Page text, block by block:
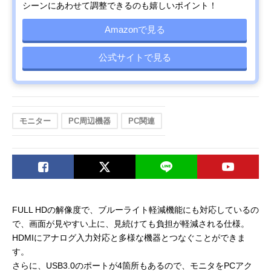
シーンにあわせて調整できるのも嬉しいポイント！
Amazonで見る
公式サイトで見る
モニター PC周辺機器 PC関連
FULL HDの解像度で、ブルーライト軽減機能にも対応しているの
で、画面が見やすい上に、見続けても負担が軽減される仕様。
HDMIにアナログ入力対応と多様な機器とつなぐことができま
す。
さらに、USB3.0のポートが4箇所もあるので、モニタをPCアク